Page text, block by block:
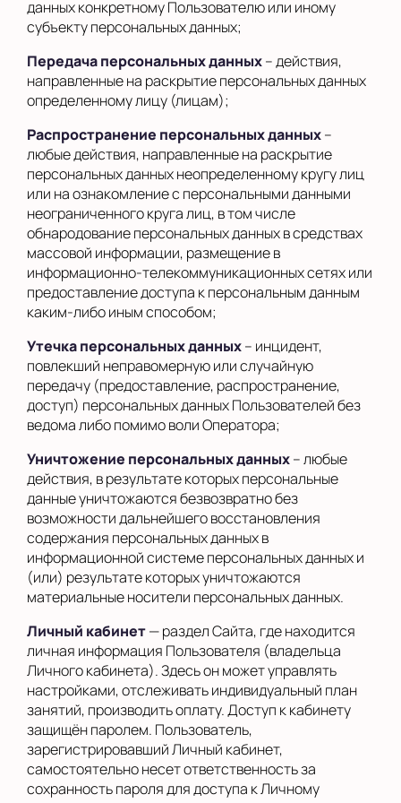
данных конкретному Пользователю или иному
субъекту персональных данных;
Передача персональных данных– действия,
направленные на раскрытие персональных данных
определенному лицу (лицам);
Распространение персональных данных–
любые действия, направленные на раскрытие
персональных данных неопределенному кругу лиц
или на ознакомление с персональными данными
неограниченного круга лиц, в том числе
обнародование персональных данных в средствах
массовой информации, размещение в
информационно-телекоммуникационных сетях или
предоставление доступа к персональным данным
каким-либо иным способом;
Утечка персональных данных– инцидент,
повлекший неправомерную или случайную
передачу (предоставление, распространение,
доступ) персональных данных Пользователей без
ведома либо помимо воли Оператора;
Уничтожение персональных данных– любые
действия, в результате которых персональные
данные уничтожаются безвозвратно без
возможности дальнейшего восстановления
содержания персональных данных в
информационной системе персональных данных и
(или) результате которых уничтожаются
материальные носители персональных данных.
Личный кабинет— раздел Сайта, где находится
личная информация Пользователя (владельца
Личного кабинета). Здесь он может управлять
настройками, отслеживать индивидуальный план
занятий, производить оплату. Доступ к кабинету
защищён паролем. Пользователь,
зарегистрировавший Личный кабинет,
самостоятельно несет ответственность за
сохранность пароля для доступа к Личному